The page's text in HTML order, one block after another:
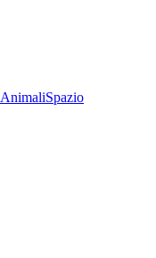
AnimaliSpazio